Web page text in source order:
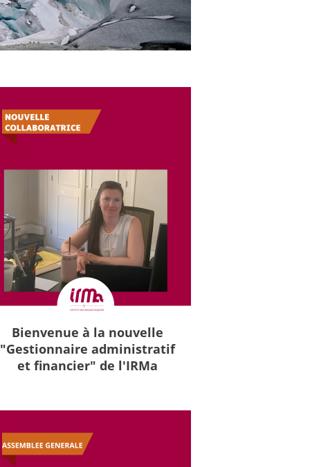
Bienvenue à la nouvelle
"Gestionnaire administratif
et financier" de l'IRMa